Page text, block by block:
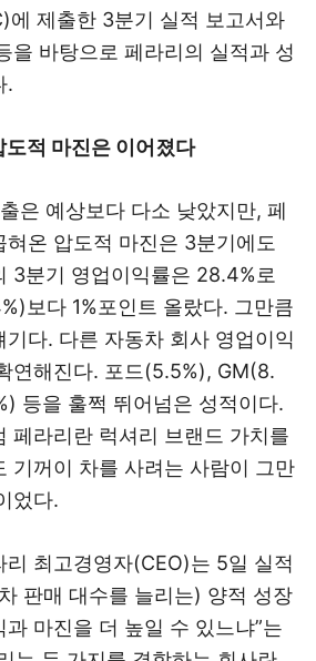
에 제출한 3분기 실적 보고서와
을 바탕으로 페라리의 실적과 성
.
적 마진은 이어졌다
은 예상보다 다소 낮았지만, 페
온 압도적 마진은 3분기에도
3분기 영업이익률은 28.4%로
보다 1%포인트 올랐다. 그만큼
다. 다른 자동차 회사 영업이익
연해진다. 포드(5.5%), GM(8.
등을 훌쩍 뛰어넘은 성적이다.
페라리란 럭셔리 브랜드 가치를
기꺼이 차를 사려는 사람이 그만
었다.
리 최고경영자(CEO)는 5일 실적
판매 대수를 늘리는) 양적 성장
마진을 더 높일 수 있느냐”는